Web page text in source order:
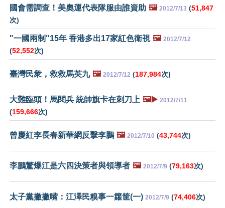
國會需調查！美奧運代表隊服由誰資助 🖼️ 2012/7/13 (51,847
次)
"一國兩制"15年 香港多出17家紅色衛視 🖼️ 2012/7/12
(52,552次)
臺灣民衆，救救馬英九 🖼️ 2012/7/12 (187,984次)
大難臨頭！馬閱兵 統帥旗卡在刺刀上 🖼️▶️ 2012/7/11
(159,666次)
曾慶紅李長春新華網反擊李鵬 🖼️ 2012/7/10 (43,744次)
李鵬驚爆江是六四決策者與領導者 🖼️ 2012/7/9 (79,163次)
太子黨撇撇嘴：江澤民糗事一籮筐(一) 2012/7/9 (74,406次)